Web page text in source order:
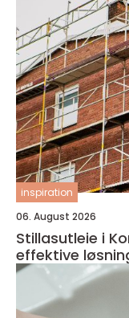
inspiration
06. August 2026
Stillasutleie i
effektive